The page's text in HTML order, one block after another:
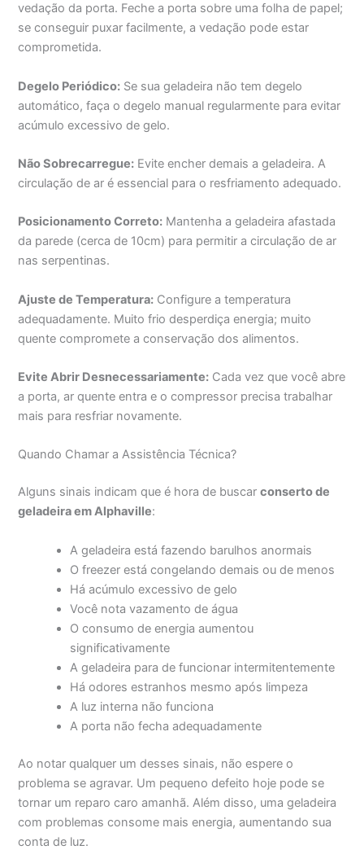
vedação da porta. Feche a porta sobre uma folha de papel;
se conseguir puxar facilmente, a vedação pode estar
comprometida.
Degelo Periódico: Se sua geladeira não tem degelo
automático, faça o degelo manual regularmente para evitar
acúmulo excessivo de gelo.
Não Sobrecarregue: Evite encher demais a geladeira. A
circulação de ar é essencial para o resfriamento adequado.
Posicionamento Correto: Mantenha a geladeira afastada
da parede (cerca de 10cm) para permitir a circulação de ar
nas serpentinas.
Ajuste de Temperatura: Configure a temperatura
adequadamente. Muito frio desperdiça energia; muito
quente compromete a conservação dos alimentos.
Evite Abrir Desnecessariamente: Cada vez que você abre
a porta, ar quente entra e o compressor precisa trabalhar
mais para resfriar novamente.
Quando Chamar a Assistência Técnica?
Alguns sinais indicam que é hora de buscarconserto de
geladeira em Alphaville:
A geladeira está fazendo barulhos anormais
O freezer está congelando demais ou de menos
Há acúmulo excessivo de gelo
Você nota vazamento de água
O consumo de energia aumentou
significativamente
A geladeira para de funcionar intermitentemente
Há odores estranhos mesmo após limpeza
A luz interna não funciona
A porta não fecha adequadamente
Ao notar qualquer um desses sinais, não espere o
problema se agravar. Um pequeno defeito hoje pode se
tornar um reparo caro amanhã. Além disso, uma geladeira
com problemas consome mais energia, aumentando sua
conta de luz.